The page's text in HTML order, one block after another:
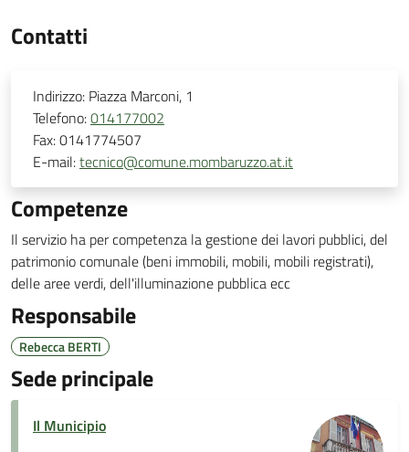
Contatti
Indirizzo: Piazza Marconi, 1
Telefono:014177002
Fax:0141774507
E-mail:tecnico@comune.mombaruzzo.at.it
Competenze
Il servizio ha per competenza la gestione dei lavori pubblici, del
patrimonio comunale (beni immobili, mobili, mobili registrati),
delle aree verdi, dell'illuminazione pubblica ecc
Responsabile
Rebecca BERTI
Sede principale
Il Municipio